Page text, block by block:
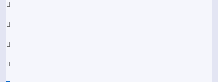
YouTube
Telegram
Instagram
Twitter